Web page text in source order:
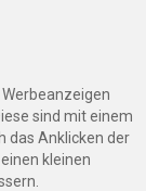
sind mit einem
das Anklicken der
kleinen